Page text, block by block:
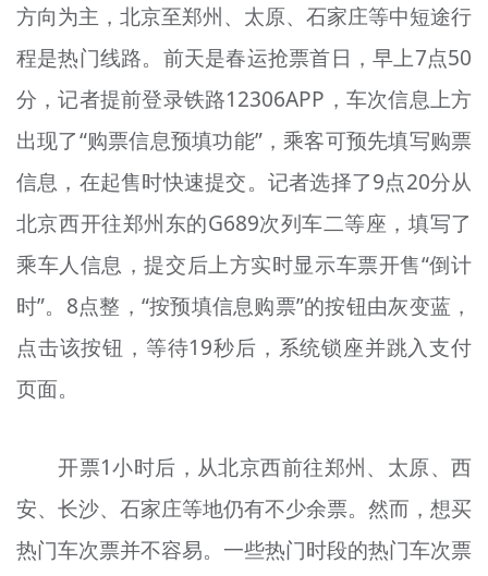
方向为主，北京至郑州、太原、石家庄等中短途行
程是热门线路。前天是春运抢票首日，早上7点50
分，记者提前登录铁路12306APP，车次信息上方
出现了“购票信息预填功能”，乘客可预先填写购票
信息，在起售时快速提交。记者选择了9点20分从
北京西开往郑州东的G689次列车二等座，填写了
乘车人信息，提交后上方实时显示车票开售“倒计
时”。8点整，“按预填信息购票”的按钮由灰变蓝，
点击该按钮，等待19秒后，系统锁座并跳入支付
页面。
开票1小时后，从北京西前往郑州、太原、西
安、长沙、石家庄等地仍有不少余票。然而，想买
热门车次票并不容易。一些热门时段的热门车次票